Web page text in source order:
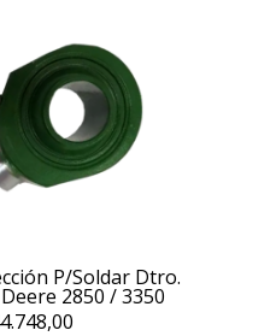
P/Soldar Dtro.
2850 / 3350